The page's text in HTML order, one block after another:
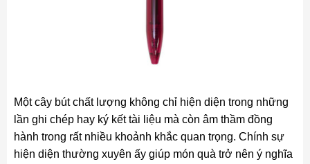
Một cây bút chất lượng không chỉ hiện diện trong những
lần ghi chép hay ký kết tài liệu mà còn âm thầm đồng
hành trong rất nhiều khoảnh khắc quan trọng. Chính sự
hiện diện thường xuyên ấy giúp món quà trở nên ý nghĩa